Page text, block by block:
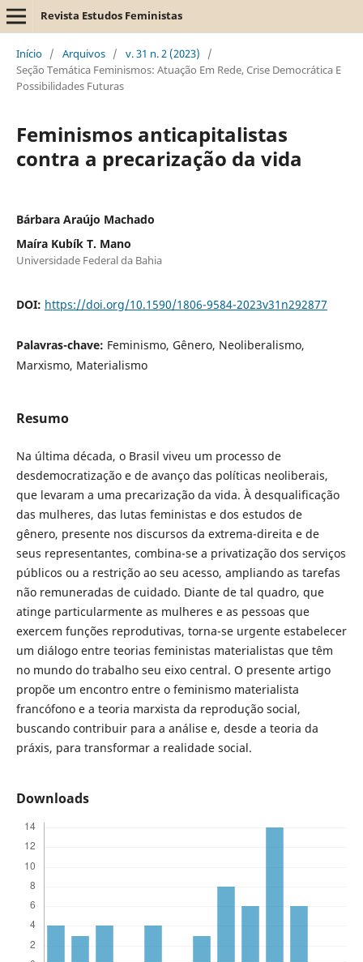
Revista Estudos Feministas
Início / Arquivos / v. 31 n. 2 (2023)
/
Seção Temática Feminismos: Atuação Em Rede, Crise Democrática E
Possibilidades Futuras
Feminismos anticapitalistas
contra a precarização da vida
Bárbara Araújo Machado
Maíra Kubík T. Mano
Universidade Federal da Bahia
DOI: https://doi.org/10.1590/1806-9584-2023v31n292877
Palavras-chave: Feminismo, Gênero, Neoliberalismo,
Marxismo, Materialismo
Resumo
Na última década, o Brasil viveu um processo de
desdemocratização e de avanço das políticas neoliberais,
que levaram a uma precarização da vida. À desqualificação
das mulheres, das lutas feministas e dos estudos de
gênero, presente nos discursos da extrema-direita e de
seus representantes, combina-se a privatização dos serviços
públicos ou a restrição ao seu acesso, ampliando as tarefas
não remuneradas de cuidado. Diante de tal quadro, que
atinge particularmente as mulheres e as pessoas que
exercem funções reprodutivas, torna-se urgente estabelecer
um diálogo entre teorias feministas materialistas que têm
no mundo do trabalho seu eixo central. O presente artigo
propõe um encontro entre o feminismo materialista
francófono e a teoria marxista da reprodução social,
buscando contribuir para a análise e, desde a teoria da
práxis, para transformar a realidade social.
Downloads